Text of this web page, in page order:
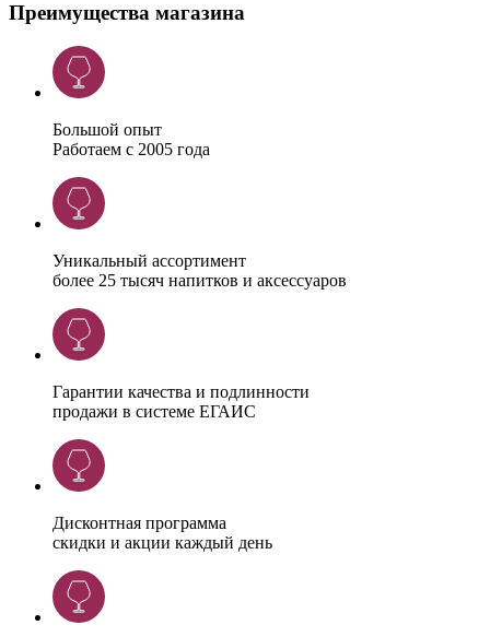
Преимущества магазина
Большой опыт
Работаем с 2005 года
Уникальный ассортимент
более 25 тысяч напитков и аксессуаров
Гарантии качества и подлинности
продажи в системе ЕГАИС
Дисконтная программа
скидки и акции каждый день